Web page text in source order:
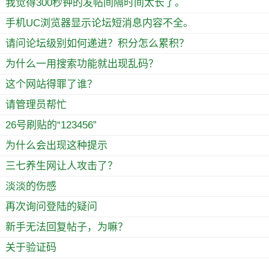
我觉得300秒钟的发帖间隔时间太长了。
手机UC浏览器显示论坛短消息内容不全。
请问论坛级别如何递进？积分怎么累积？
为什么一用搜索功能就出现乱码？
这个网站得罪了谁？
请管理员帮忙
26号刷贴的“123456”
为什么会出现这种提示
三七养生网让人攻击了？
淡淡的伤感
再次询问登陆的疑问
新手无法回复帖子，为嘛？
关于验证码